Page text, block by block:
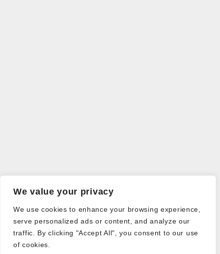
We value your privacy
We use cookies to enhance your browsing experience,
serve personalized ads or content, and analyze our
traffic. By clicking "Accept All", you consent to our use
of cookies.